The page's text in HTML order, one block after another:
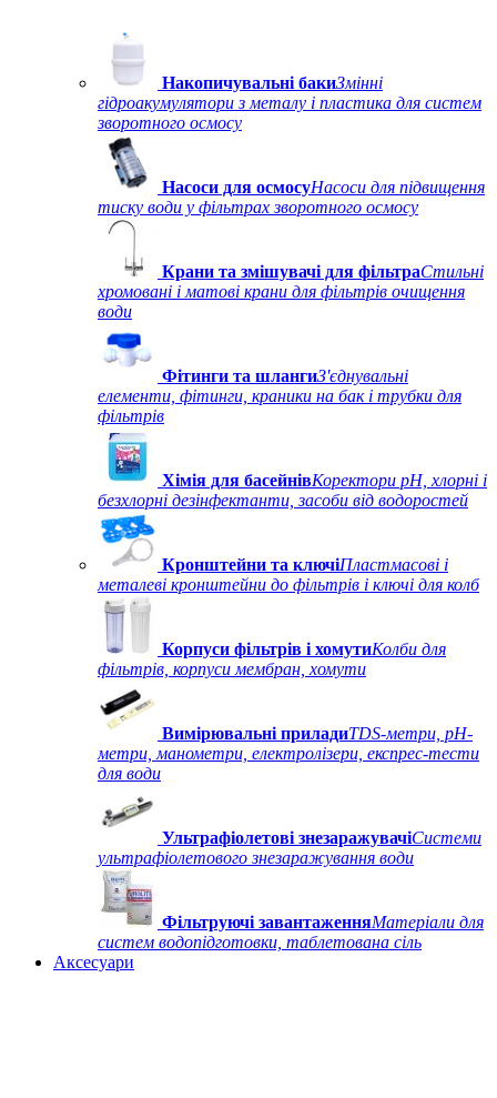
Накопичувальні бакиЗмінні
гідроакумулятори з металу і пластика для систем
зворотного осмосу
Насоси для осмосуНасоси для підвищення
тиску води у фільтрах зворотного осмосу
Крани та змішувачі для фільтраСтильні
хромовані і матові крани для фільтрів очищення
води
Фітинги та шлангиЗ'єднувальні
елементи, фітинги, краники на бак і трубки для
фільтрів
Хімія для басейнівКоректори рН, хлорні і
безхлорні дезінфектанти, засоби від водоростей
Кронштейни та ключіПластмасові і
металеві кронштейни до фільтрів і ключі для колб
Корпуси фільтрів і хомутиКолби для
фільтрів, корпуси мембран, хомути
Вимірювальні приладиTDS-метри, рН-
метри, манометри, електролізери, експрес-тести
для води
Ультрафіолетові знезаражувачіСистеми
ультрафіолетового знезаражування води
Фільтруючі завантаженняМатеріали для
систем водопідготовки, таблетована сіль
Аксесуари